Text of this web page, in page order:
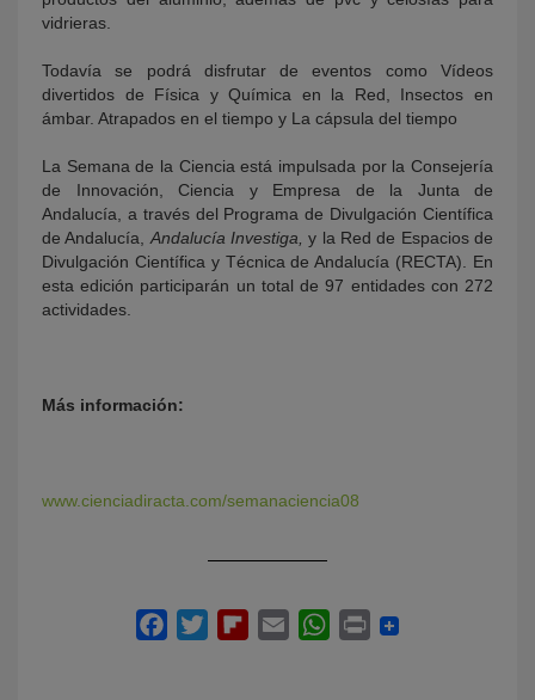
vidrieras.
Todavía se podrá disfrutar de eventos como Vídeos
divertidos de Física y Química en la Red, Insectos en
ámbar. Atrapados en el tiempo y La cápsula del tiempo
La Semana de la Ciencia está impulsada por la Consejería
de Innovación, Ciencia y Empresa de la Junta de
Andalucía, a través del Programa de Divulgación Científica
de Andalucía,Andalucía Investiga, y la Red de Espacios de
Divulgación Científica y Técnica de Andalucía (RECTA). En
esta edición participarán un total de 97 entidades con 272
actividades.
Más información:
www.cienciadiracta.com/semanaciencia08